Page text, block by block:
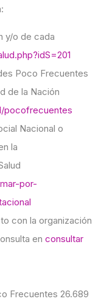
y/o de cada
Poco Frecuentes
de la Nación
pocofrecuentes
Nacional o
la
por-
con la organización
en consultar
Frecuentes 26.689